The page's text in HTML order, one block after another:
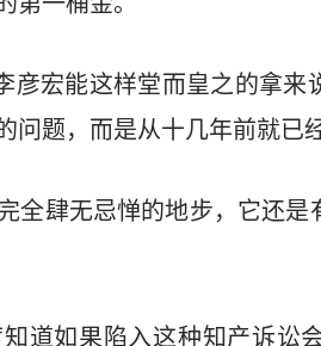
彦宏能这样堂而皇之的拿
题，而是从十几年前就已
全肆无忌惮的地步，它还是
道如果陷入这种知产诉讼